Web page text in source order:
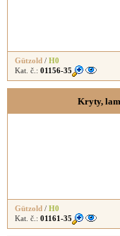
Gützold / H0
Kat. č.: 01156-35
Kryty,
Gützold / H0
Kat. č.: 01161-35